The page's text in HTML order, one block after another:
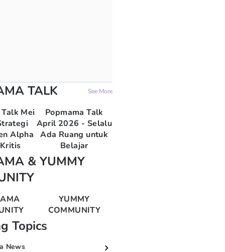
TALK See More
Mei
Alpha
Popmama Talk
April 2026 - Selalu
Ada Ruang untuk
Belajar
& YUMMY
YUMMY
COMMUNITY
Topics
News